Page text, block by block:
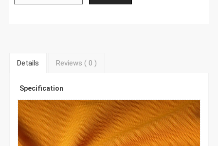
Details Reviews ( 0)
Specification